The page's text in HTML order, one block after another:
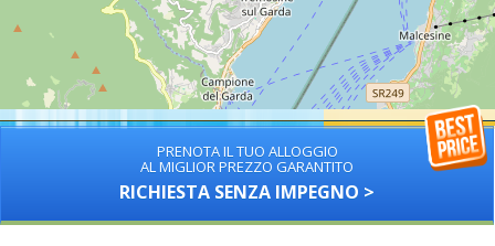
PRENOTA IL TUO ALLOGGIO
AL MIGLIOR PREZZO GARANTITO
RICHIESTA SENZA IMPEGNO >